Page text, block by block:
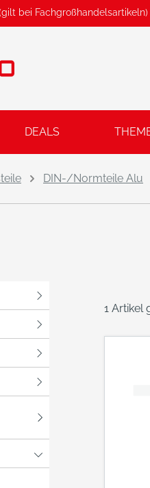
springen
bei Fachgroßhandelsartikeln)
DEALS
DIN-/Normteile Alu
1 Artikel